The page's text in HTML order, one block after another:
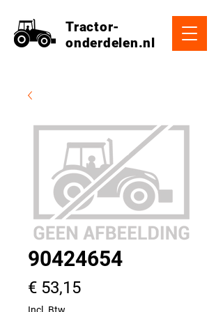
Tractor-
onderdelen.nl
90424654
€ 53,15Prijs